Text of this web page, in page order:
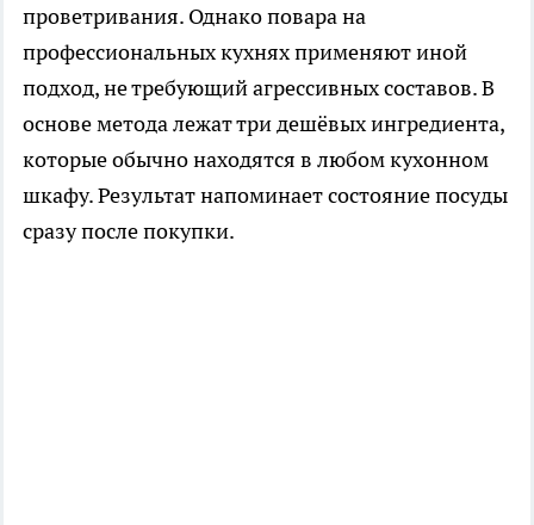
проветривания. Однако повара на
профессиональных кухнях применяют иной
подход, не требующий агрессивных составов. В
основе метода лежат три дешёвых ингредиента,
которые обычно находятся в любом кухонном
шкафу. Результат напоминает состояние посуды
сразу после покупки.